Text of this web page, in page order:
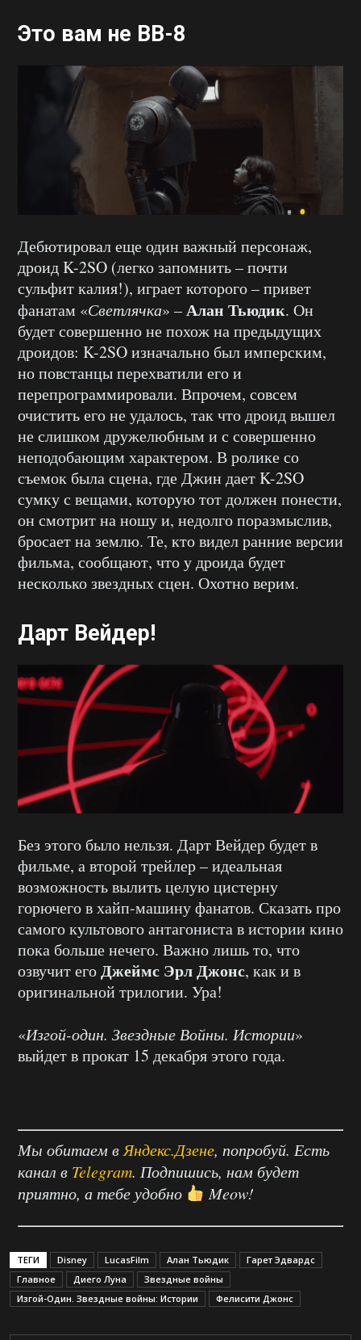
Это вам не BB-8
Дебютировал еще один важный персонаж,
дроид K-2SO (легко запомнить – почти
сульфит калия!), играет которого – привет
фанатам «Светлячка» –Алан Тьюдик. Он
будет совершенно не похож на предыдущих
дроидов: K-2SO изначально был имперским,
но повстанцы перехватили его и
перепрограммировали. Впрочем, совсем
очистить его не удалось, так что дроид вышел
не слишком дружелюбным и с совершенно
неподобающим характером. В ролике со
съемок была сцена, где Джин дает K-2SO
сумку с вещами, которую тот должен понести,
он смотрит на ношу и, недолго поразмыслив,
бросает на землю. Те, кто видел ранние версии
фильма, сообщают, что у дроида будет
несколько звездных сцен. Охотно верим.
Дарт Вейдер!
Без этого было нельзя. Дарт Вейдер будет в
фильме, а второй трейлер – идеальная
возможность вылить целую цистерну
горючего в хайп-машину фанатов. Сказать про
самого культового антагониста в истории кино
пока больше нечего. Важно лишь то, что
озвучит егоДжеймс Эрл Джонс, как и в
оригинальной трилогии. Ура!
«Изгой-один. Звездные Войны. Истории»
выйдет в прокат 15 декабря этого года.
Мы обитаем в Яндекс.Дзене, попробуй. Есть
канал в Telegram. Подпишись, нам будет
приятно, а тебе удобно
Meow!
ТЕГИ Disney LucasFilm Алан Тьюдик
Гарет Эдвардс
Главное
Диего Луна
Звездные войны
Изгой-Один. Звездные войны: Истории
Фелисити Джонс